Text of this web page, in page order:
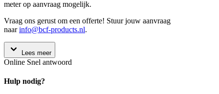
meter op aanvraag mogelijk.
Vraag ons gerust om een offerte! Stuur jouw aanvraag
naarinfo@bcf-products.nl.
Lees meer
Online Snel antwoord
Hulp nodig?